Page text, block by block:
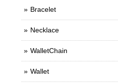
Bracelet
Necklace
WalletChain
Wallet